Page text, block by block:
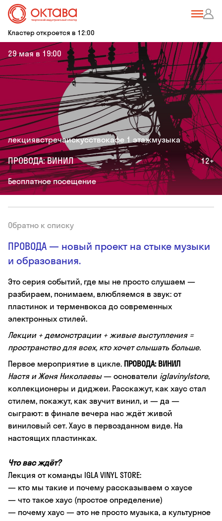
Кластер откроется в 12:00
29 мая в 19:00
лекциявстречаискусствокафе 1 этажмузыка
ПРОВОДА: ВИНИЛ 12+
Бесплатное посещение
ПРОВОДА — новый проект на стыке музыки
и образования.
Это серия событий, где мы не просто слушаем —
разбираем, понимаем, влюбляемся в звук: от
пластинок и терменвокса до современных
электронных стилей.
Лекции + демонстрации + живые выступления =
пространство для всех, кто хочет слышать больше.
Первое мероприятие в цикле. ПРОВОДА: ВИНИЛ
Настя и Женя Николаевы— основатели iglavinylstore,
коллекционеры и диджеи. Расскажут, как хаус стал
стилем, покажут, как звучит винил, и — да —
сыграют: в финале вечера нас ждёт живой
виниловый сет. Хаус в первозданном виде. На
настоящих пластинках.
Что вас ждёт?
Лекция от команды IGLA VINYL STORE:
— кто мы такие и почему рассказываем о хаусе
— что такое хаус (простое определение)
— почему хаус — это не просто музыка, а культурное
Обратно к списку